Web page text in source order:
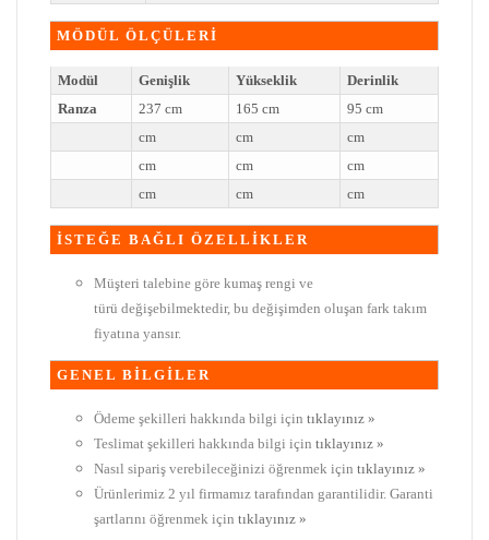
MÖDÜL ÖLÇÜLERİ
Modül Genişlik Yükseklik
Derinlik
Ranza
237 cm 165 cm
95 cm
cm
cm
cm
cm
cm
cm
cm
cm cm
İSTEĞE BAĞLI ÖZELLİKLER
Müşteri talebine göre kumaş rengi ve
türü değişebilmektedir, bu değişimden oluşan fark takım
fiyatına yansır.
GENEL BİLGİLER
Ödeme şekilleri hakkında bilgi için tıklayınız »
Teslimat şekilleri hakkında bilgi için tıklayınız »
Nasıl sipariş verebileceğinizi öğrenmek için tıklayınız »
Ürünlerimiz 2 yıl firmamız tarafından garantilidir. Garanti
şartlarını öğrenmek için tıklayınız »